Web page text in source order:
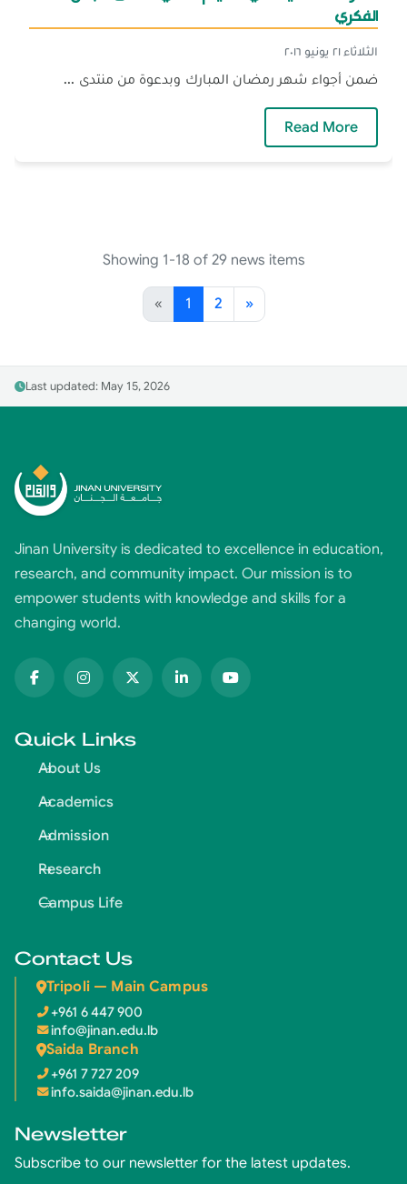
الفكري
الثلاثاء ٢١ يونيو ٢٠١٦
ضمن أجواء شهر رمضان المبارك وبدعوة من منتدى ...
Read More
Showing 1-18 of 29 news items
« 1 2 »
Last updated: May 15, 2026
Jinan University is dedicated to excellence in education,
research, and community impact. Our mission is to
empower students with knowledge and skills for a
changing world.
Quick Links
About Us
Academics
Admission
Research
Campus Life
Contact Us
Tripoli — Main Campus
+961 6 447 900
info@jinan.edu.lb
Saida Branch
+961 7 727 209
info.saida@jinan.edu.lb
Newsletter
Subscribe to our newsletter for the latest updates.